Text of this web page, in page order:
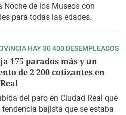
Noche de los Museos con
para todas las edades.
HAY 30 400 DESEMPLEADOS
175 parados más y un
de 2 200 cotizantes en
del paro en Ciudad Real que
tendencia bajista que se estaba